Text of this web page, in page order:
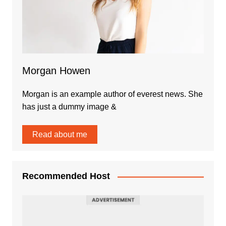
Morgan Howen
Morgan is an example author of everest news. She
has just a dummy image &
Read about me
Recommended Host